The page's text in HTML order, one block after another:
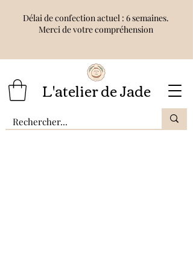
L'atelier de Jade
Délai de confection actuel : 6 semaines.
Merci de votre compréhension